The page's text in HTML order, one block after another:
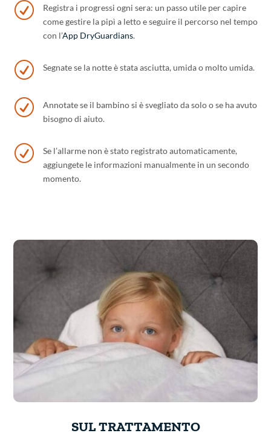
R
Registra i progressi ogni sera: un passo utile per capire
come gestire la pipì a letto e seguire il percorso nel tempo
con l’App DryGuardians.
R Segnate se la notte è stata asciutta, umida o molto umida.
R
Annotate se il bambino si è svegliato da solo o se ha avuto
bisogno di aiuto.
R
Se l’allarme non è stato registrato automaticamente,
aggiungete le informazioni manualmente in un secondo
momento.
SUL TRATTAMENTO